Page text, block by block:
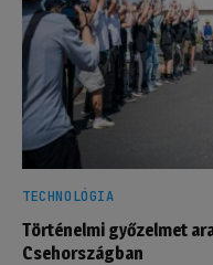
TECHNOLÓGIA
Történelmi győzelmet
Csehországban